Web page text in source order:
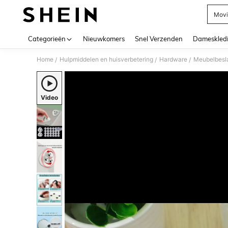
Categorieën Nieuwkomers Snel Verzenden
Home / Hulpmiddelen en huisverbetering / Hardware /
Video